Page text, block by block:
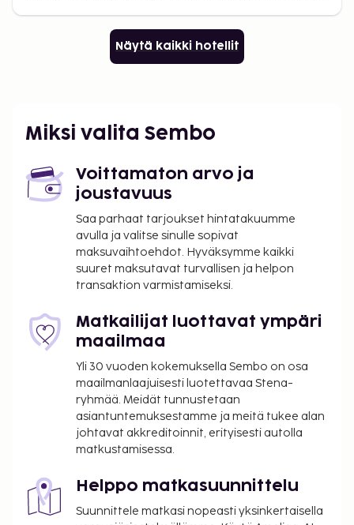
Näytä kaikki hotellit
Miksi valita Sembo
Voittamaton arvo ja
joustavuus
Saa parhaat tarjoukset hintatakuumme
avulla ja valitse sinulle sopivat
maksuvaihtoehdot. Hyväksymme kaikki
suuret maksutavat turvallisen ja helpon
transaktion varmistamiseksi.
Matkailijat luottavat ympäri
maailmaa
Yli 30 vuoden kokemuksella Sembo on osa
maailmanlaajuisesti luotettavaa Stena-
ryhmää. Meidät tunnustetaan
asiantuntemuksestamme ja meitä tukee alan
johtavat akkreditoinnit, erityisesti autolla
matkustamisessa.
Helppo matkasuunnittelu
Suunnittele matkasi nopeasti yksinkertaisella